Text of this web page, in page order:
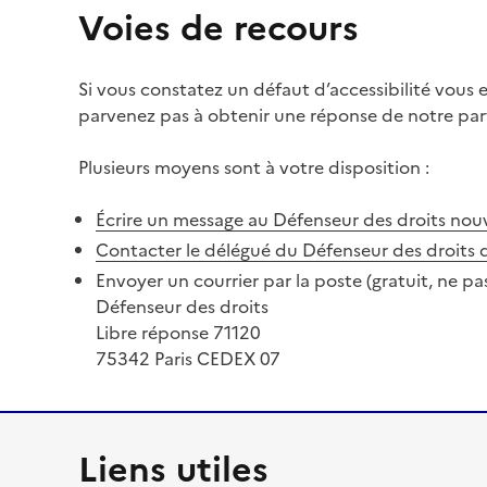
Voies de recours
Si vous constatez un défaut d’accessibilité
parvenez pas à obtenir une réponse de notre
Plusieurs moyens sont à votre disposition :
Écrire un message au Défenseur des droits
Contacter le délégué du Défenseur des droits
Envoyer un courrier par la poste (gratuit, ne
Défenseur des droits
Libre réponse 71120
75342 Paris CEDEX 07
Liens utiles